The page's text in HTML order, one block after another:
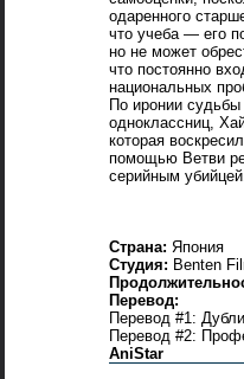
одаренного
что учеба — его
но не может
что постоянно
национальных
По иронии судьбы
одноклассниц,
которая
помощью Ветви
серийным убийцей.
Страна: Япония
Студия: Benten
Перевод:
Перевод #1:
Перевод #2:
AniStar